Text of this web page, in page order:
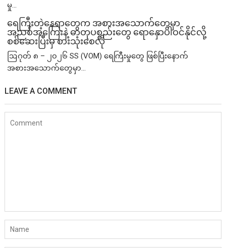
မှု...
ရေကြီးတဲ့​နေရာ​တွေက အစားအသောက်တွေမှာ
အညစ်အကြေးနဲ့ ဓာတုပစ္စည်းတွေ ရောနှောပါဝင်နိုင်လို့
စစ်ဆေးပြီးမှ စားသုံးစေလို
ဩဂုတ် ၈ – ၂၀၂၆ SS (VOM) ရေကြီးမှုတွေ ဖြစ်ပြီးနောက်
အစားအသောက်တွေမှာ...
LEAVE A COMMENT